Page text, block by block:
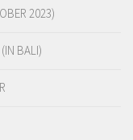
2023)
(IN BALI)